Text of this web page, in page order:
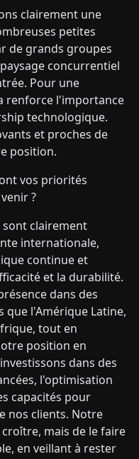
clairement une
petites
de grands groupes
concurrentiel
Pour une
renforce l'importance
technologique.
et proches de
position.
vos priorités
?
clairement
internationale,
continue et
et la durabilité.
dans des
que l'Amérique Latine,
tout en
position en
dans des
l'optimisation
capacités pour
nos clients. Notre
mais de le faire
en veillant à rester